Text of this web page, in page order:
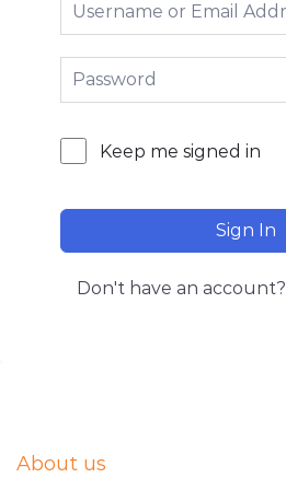
Keep me signed in
Sign In
Don't have an account?
About us